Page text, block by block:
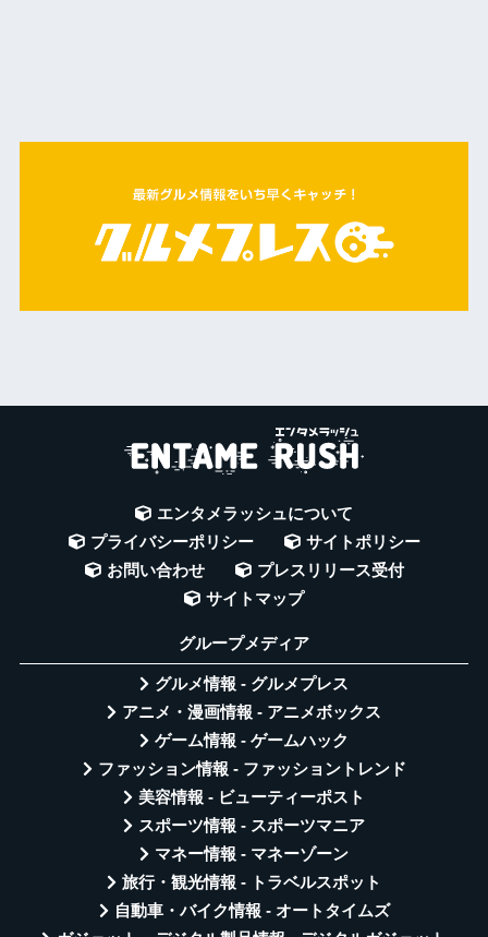
エンタメラッシュについて
プライバシーポリシー
サイトポリシー
お問い合わせ
プレスリリース受付
サイトマップ
グループメディア
グルメ情報 - グルメプレス
アニメ・漫画情報 - アニメボックス
ゲーム情報 - ゲームハック
ファッション情報 - ファッショントレンド
美容情報 - ビューティーポスト
スポーツ情報 - スポーツマニア
マネー情報 - マネーゾーン
旅行・観光情報 - トラベルスポット
自動車・バイク情報 - オートタイムズ